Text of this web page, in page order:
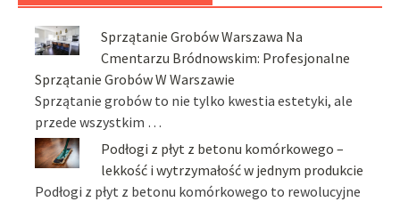
Sprzątanie Grobów Warszawa Na
Cmentarzu Bródnowskim: Profesjonalne
Sprzątanie Grobów W Warszawie
Sprzątanie grobów to nie tylko kwestia estetyki, ale
przede wszystkim …
Podłogi z płyt z betonu komórkowego –
lekkość i wytrzymałość w jednym produkcie
Podłogi z płyt z betonu komórkowego to rewolucyjne